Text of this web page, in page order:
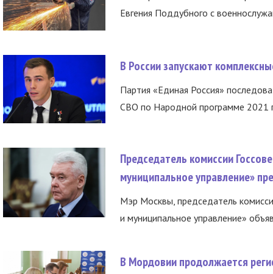
Евгения Поддубного с
В России запускают
Партия «Единая Россия»
СВО по Народной программе 2021
Председатель комиссии
муниципальное управление»
Мэр Москвы, председатель
и муниципальное управление»
В Мордовии продолжается